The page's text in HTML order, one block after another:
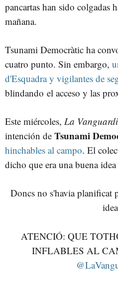
pancartas han sido colgadas
mañana.
Tsunami Democràtic ha
cuatro punto. Sin embargo,
d'Esquadra y vigilantes de
blindando el acceso y las
Este miércoles, La
intención de Tsunami
hinchables al campo. El
dicho que era una buena
Doncs no s'havia planificat
ATENCIÓ: QUE
INFLABLES AL